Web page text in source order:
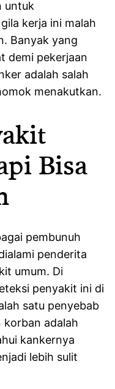
untuk
kerja ini malah
Banyak yang
demi pekerjaan
adalah salah
menakutkan.
Bisa
pembunuh
penderita
umum. Di
penyakit ini di
satu penyebab
korban adalah
kankernya
lebih sulit